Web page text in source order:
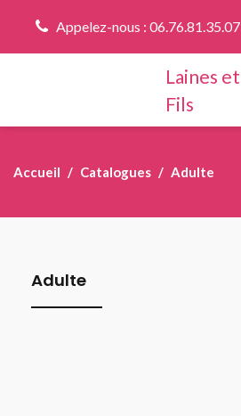
Appelez-nous : 06.76.81.35.07
Laines et
Fils
Accueil Catalogues Adulte
Adulte